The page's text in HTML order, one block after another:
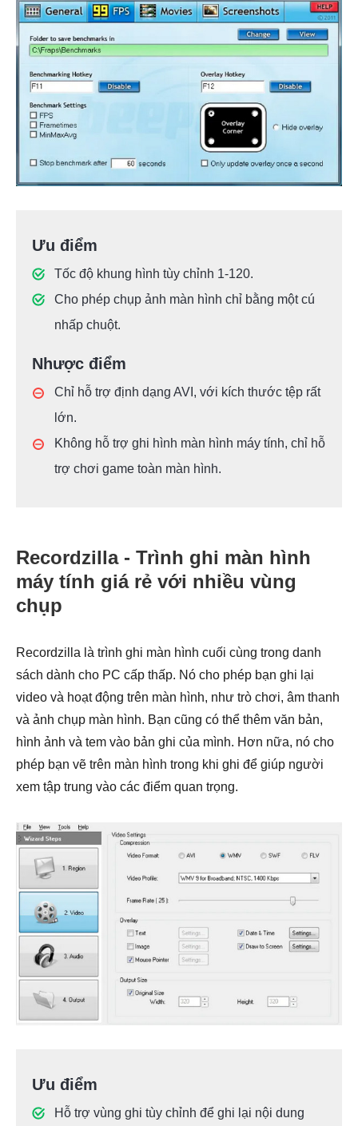
Ưu điểm
Tốc độ khung hình tùy chỉnh 1-120.
Cho phép chụp ảnh màn hình chỉ bằng một cú
nhấp chuột.
Nhược điểm
Chỉ hỗ trợ định dạng AVI, với kích thước tệp rất
lớn.
Không hỗ trợ ghi hình màn hình máy tính, chỉ hỗ
trợ chơi game toàn màn hình.
Recordzilla - Trình ghi màn hình
máy tính giá rẻ với nhiều vùng
chụp
Recordzilla là trình ghi màn hình cuối cùng trong danh
sách dành cho PC cấp thấp. Nó cho phép bạn ghi lại
video và hoạt động trên màn hình, như trò chơi, âm thanh
và ảnh chụp màn hình. Bạn cũng có thể thêm văn bản,
hình ảnh và tem vào bản ghi của mình. Hơn nữa, nó cho
phép bạn vẽ trên màn hình trong khi ghi để giúp người
xem tập trung vào các điểm quan trọng.
Ưu điểm
Hỗ trợ vùng ghi tùy chỉnh để ghi lại nội dung